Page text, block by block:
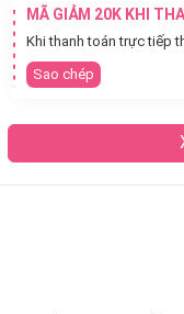
MÃ GIẢM 20K KHI
Khi thanh toán trực tiếp
Sao chép